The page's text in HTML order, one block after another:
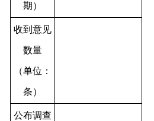
期）
收到意见
数量
（单位：
条）
公布调查